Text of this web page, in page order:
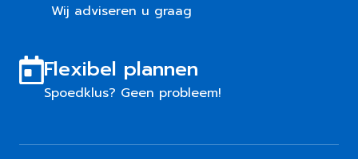
Wij adviseren u graag
Flexibel plannen
Spoedklus? Geen probleem!